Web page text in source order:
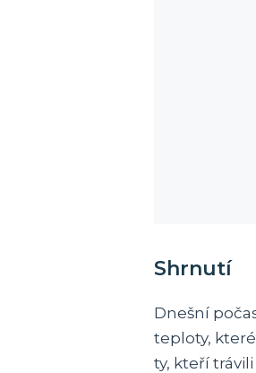
Shrnutí
Dnešní
teploty,
ty, kteří